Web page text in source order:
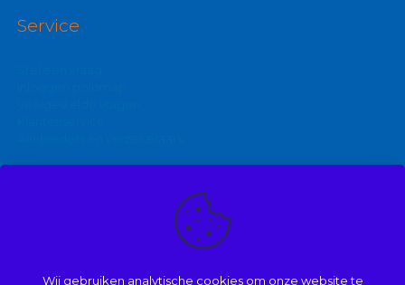
Service
Wij gebruiken analytische cookies om onze website te